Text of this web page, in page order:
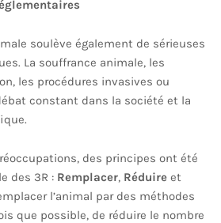
soulève également de sérieuses
La souffrance animale, les
les procédures invasives ou
constant dans la société et la
des principes ont été
des 3R : Remplacer, Réduire et
l’animal par des méthodes
que possible, de réduire le nombre